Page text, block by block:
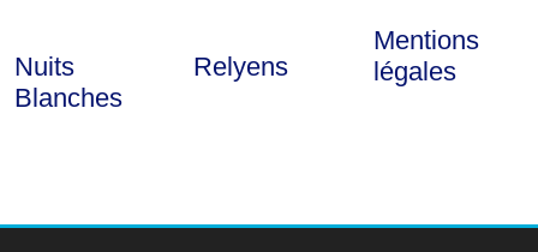
Nuits
Blanches
Relyens
Mentions
légales